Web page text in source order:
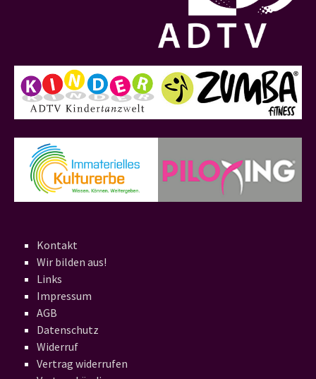
Kontakt
Wir bilden aus!
Links
Impressum
AGB
Datenschutz
Widerruf
Vertrag widerrufen